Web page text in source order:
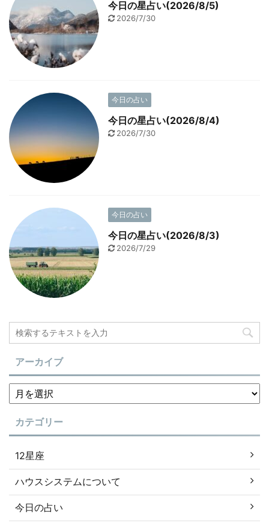
今日の星占い(2026/8/5)
2026/7/30
今日の占い
今日の星占い(2026/8/4)
2026/7/30
今日の占い
今日の星占い(2026/8/3)
2026/7/29
アーカイブ
カテゴリー
12星座
ハウスシステムについて
今日の占い